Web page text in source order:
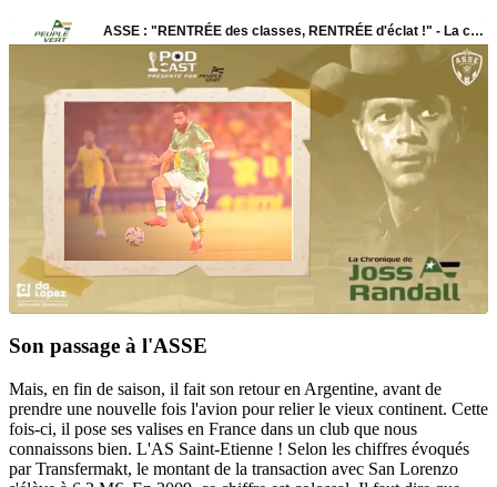
Son passage à l'ASSE
Mais, en fin de saison, il fait son retour en Argentine, avant de
prendre une nouvelle fois l'avion pour relier le vieux continent. Cette
fois-ci, il pose ses valises en France dans un club que nous
connaissons bien. L'AS Saint-Etienne ! Selon les chiffres évoqués
par Transfermakt, le montant de la transaction avec San Lorenzo